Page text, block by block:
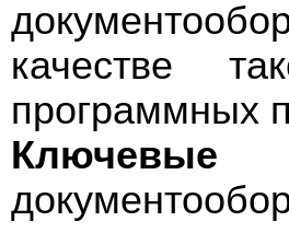
качестве
программных
Ключевые